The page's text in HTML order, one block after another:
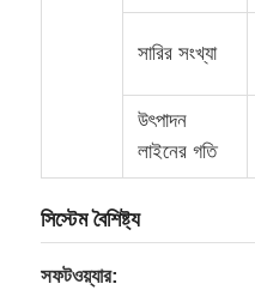
সারির সংখ্যা
উৎপাদন
লাইনের গতি
সিস্টেম বৈশিষ্ট্য
সফটওয়্যার: